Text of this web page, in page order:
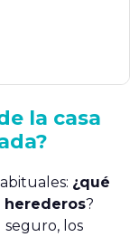
la casa
¿qué
herederos?
seguro, los